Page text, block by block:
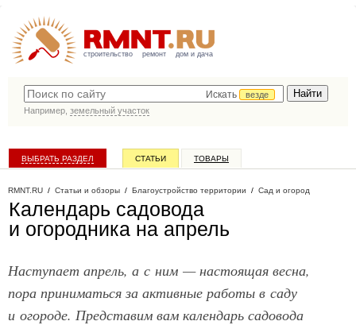
строительство ремонт дом и дача
Искать
везде
Например, земельный участок
ВЫБРАТЬ РАЗДЕЛ СТАТЬИ ТОВАРЫ
RMNT.RU / Статьи и обзоры / Благоустройство территории / Сад и огород
Календарь садовода
и огородника на апрель
Наступает апрель, а с ним — настоящая весна,
пора приниматься за активные работы в саду
и огороде. Представим вам календарь садовода